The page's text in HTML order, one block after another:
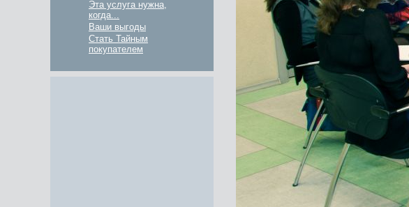
Эта услуга нужна,
когда...
Ваши выгоды
Стать Тайным
покупателем